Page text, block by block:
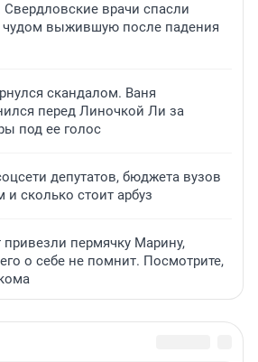
Свердловские врачи спасли
чудом выжившую после падения
скандалом. Ваня
перед Линочкой Ли за
под ее голос
депутатов, бюджета вузов
сколько стоит арбуз
пермячку Марину,
о себе не помнит. Посмотрите,